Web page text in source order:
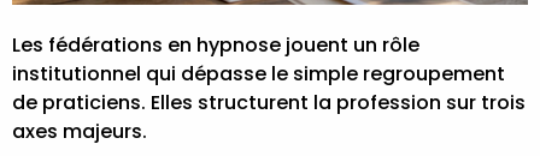
Les fédérations en hypnose jouent un rôle
institutionnel qui dépasse le simple regroupement
de praticiens. Elles structurent la profession sur trois
axes majeurs.